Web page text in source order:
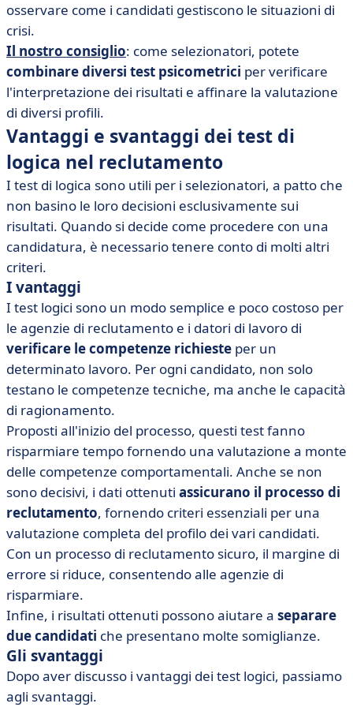
osservare come i candidati gestiscono le situazioni di
crisi.
Il nostro consiglio: come selezionatori, potete
combinare diversi test psicometrici per verificare
l'interpretazione dei risultati e affinare la valutazione
di diversi profili.
Vantaggi e svantaggi dei test di
logica nel reclutamento
I test di logica sono utili per i selezionatori, a patto che
non basino le loro decisioni esclusivamente sui
risultati. Quando si decide come procedere con una
candidatura, è necessario tenere conto di molti altri
criteri.
I vantaggi
I test logici sono un modo semplice e poco costoso per
le agenzie di reclutamento e i datori di lavoro di
verificare le competenze richieste per un
determinato lavoro. Per ogni candidato, non solo
testano le competenze tecniche, ma anche le capacità
di ragionamento.
Proposti all'inizio del processo, questi test fanno
risparmiare tempo fornendo una valutazione a monte
delle competenze comportamentali. Anche se non
sono decisivi, i dati ottenuti assicurano il processo di
reclutamento, fornendo criteri essenziali per una
valutazione completa del profilo dei vari candidati.
Con un processo di reclutamento sicuro, il margine di
errore si riduce, consentendo alle agenzie di
risparmiare.
Infine, i risultati ottenuti possono aiutare a separare
due candidati che presentano molte somiglianze.
Gli svantaggi
Dopo aver discusso i vantaggi dei test logici, passiamo
agli svantaggi.